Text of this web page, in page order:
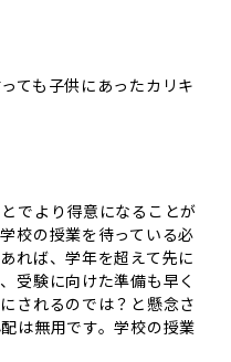
ても子供にあったカリキ
でより得意になることが
校の授業を待っている必
れば、学年を超えて先に
受験に向けた準備も早く
されるのでは？と懸念さ
は無用です。学校の授業